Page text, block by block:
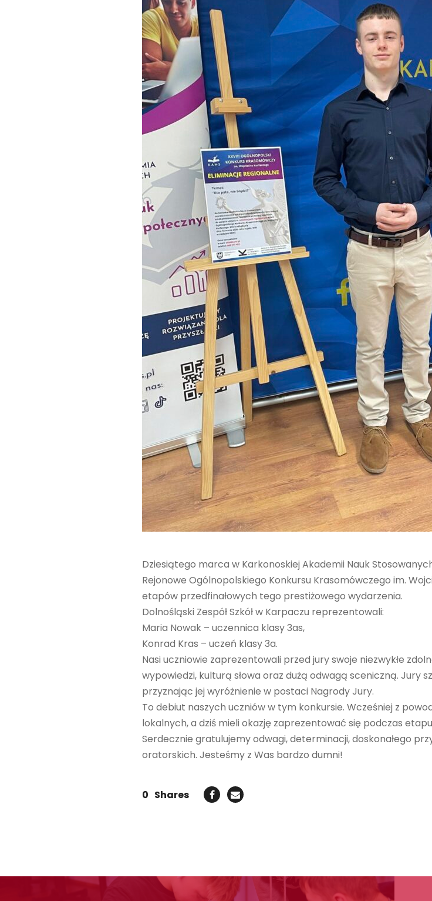
Dziesiątego marca w Karkonoskiej Akademii Nauk
Rejonowe Ogólnopolskiego Konkursu Krasomówczego im.
etapów przedfinałowych tego prestiżowego wydarzenia.
Dolnośląski Zespół Szkół w Karpaczu reprezentowali:
Maria Nowak – uczennica klasy 3as,
Konrad Kras – uczeń klasy 3a.
Nasi uczniowie zaprezentowali przed jury swoje niezwykłe
wypowiedzi, kulturą słowa oraz dużą odwagą sceniczną. Jury
przyznając jej wyróżnienie w postaci Nagrody Jury.
To debiut naszych uczniów w tym konkursie. Wcześniej z
lokalnych, a dziś mieli okazję zaprezentować się podczas
Serdecznie gratulujemy odwagi, determinacji, doskonałego
oratorskich. Jesteśmy z Was bardzo dumni!
0 Shares